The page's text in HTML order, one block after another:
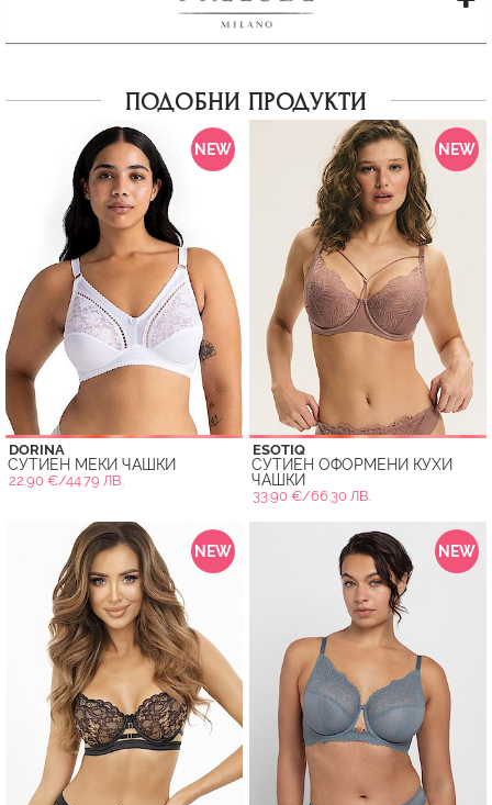
ПОДОБНИ ПРОДУКТИ
NEW
DORINA
СУТИЕН МЕКИ ЧАШКИ
22.90 €/44.79 ЛВ.
NEW
ESOTIQ
СУТИЕН ОФОРМЕНИ КУХИ
ЧАШКИ
33.90 €/66.30 ЛВ.
NEW NEW